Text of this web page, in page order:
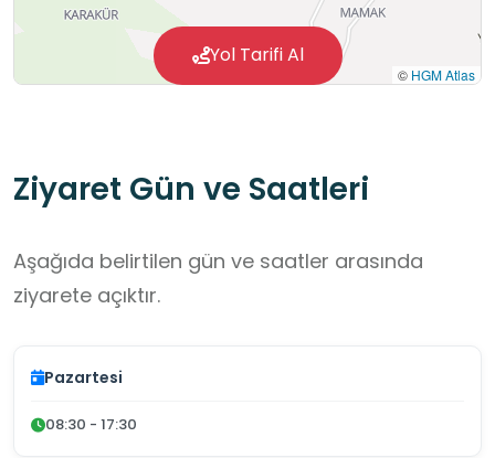
© HGM Atlas
Yol Tarifi Al
Ziyaret Gün ve Saatleri
Aşağıda belirtilen gün ve saatler arasında
ziyarete açıktır.
Pazartesi
08:30 - 17:30